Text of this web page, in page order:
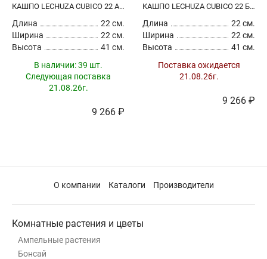
КАШПО LECHUZA CUBICO 22 АНТРАЦИТОВЫЙ МЕТАЛЛИК
Длина
22 см.
Ширина
22 см.
Высота
41 см.
В наличии:39 шт.
Следующая поставка
21.08.26г.
9 266 ₽
КАШПО LECHUZA CUBICO 22 БЕЛЫЙ ЛАКИРОВАННЫЙ
Длина
22 см.
Ширина
22 см.
Высота
41 см.
Поставка ожидается
21.08.26г.
9 266 ₽
О компании Каталоги Производители
Комнатные растения и цветы
Ампельные растения
Бонсай